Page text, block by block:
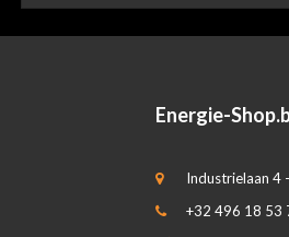
Energie-
Industrielaan 4
+32 496 18 53